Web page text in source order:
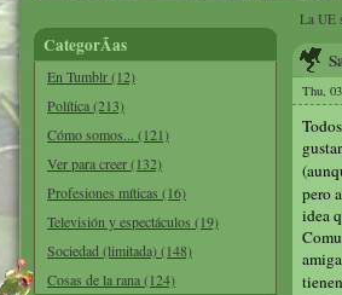
La UE
CategorÃ­as
En Tumblr (12)
Política (213)
Cómo somos... (121)
Ver para creer (132)
Profesiones míticas (16)
Televisión y espectáculos (19)
Sociedad (limitada) (148)
Cosas de la rana (124)
Thu,
pero
idea